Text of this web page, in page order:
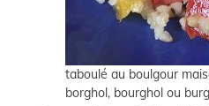
taboulé au boulgour
borghol, bourghol ou